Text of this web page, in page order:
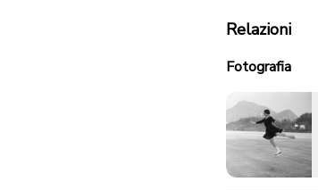
Relazioni
Fotografia